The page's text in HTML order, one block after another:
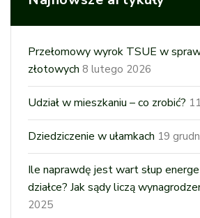
Przełomowy wyrok TSUE w
złotowych 8 lutego 2026
Udział w mieszkaniu – co zrobić?
Dziedziczenie w ułamkach 19
Ile naprawdę jest wart słup
działce? Jak sądy liczą
2025